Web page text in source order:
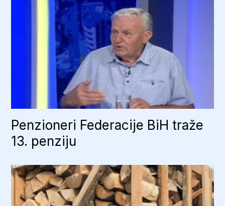
Penzioneri Federacije BiH traže
13. penziju